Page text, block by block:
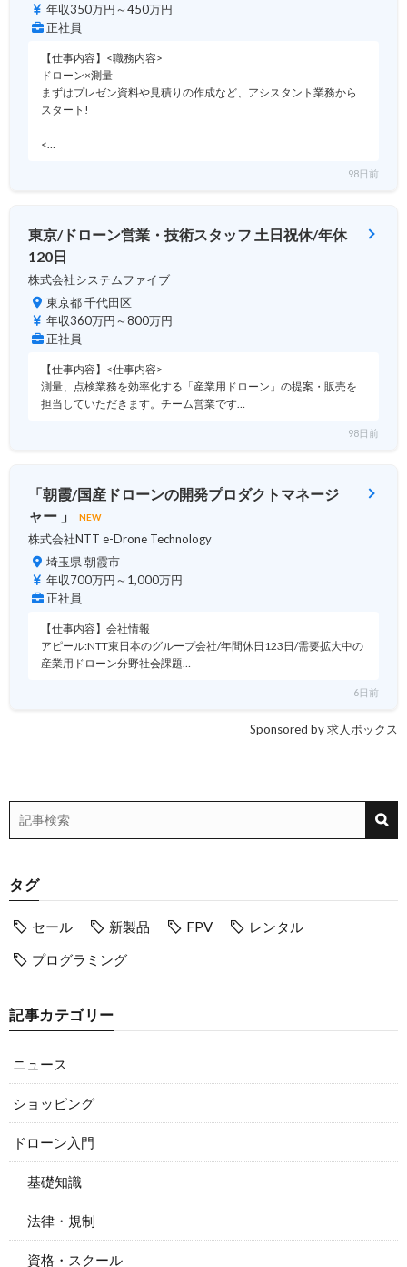
年収350万円～450万円
正社員
【仕事内容】<職務内容>
ドローン×測量
まずはプレゼン資料や見積りの作成など、アシスタント業務から
スタート!
<…
98日前
東京/ドローン営業・技術スタッフ 土日祝休/年休
120日
株式会社システムファイブ
東京都 千代田区
年収360万円～800万円
正社員
【仕事内容】<仕事内容>
測量、点検業務を効率化する「産業用ドローン」の提案・販売を
担当していただきます。チーム営業です…
98日前
「朝霞/国産ドローンの開発プロダクトマネージ
ャー 」
NEW
株式会社NTT e-Drone Technology
埼玉県 朝霞市
年収700万円～1,000万円
正社員
【仕事内容】会社情報
アピール:NTT東日本のグループ会社/年間休日123日/需要拡大中の
産業用ドローン分野社会課題…
6日前
Sponsored by 求人ボックス
タグ
セール 新製品 FPV
レンタル
プログラミング
記事カテゴリー
ニュース
ショッピング
ドローン入門
基礎知識
法律・規制
資格・スクール